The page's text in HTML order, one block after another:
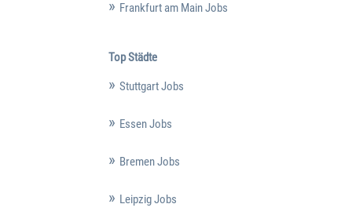
Frankfurt am Main Jobs
Top Städte
Stuttgart Jobs
Essen Jobs
Bremen Jobs
Leipzig Jobs